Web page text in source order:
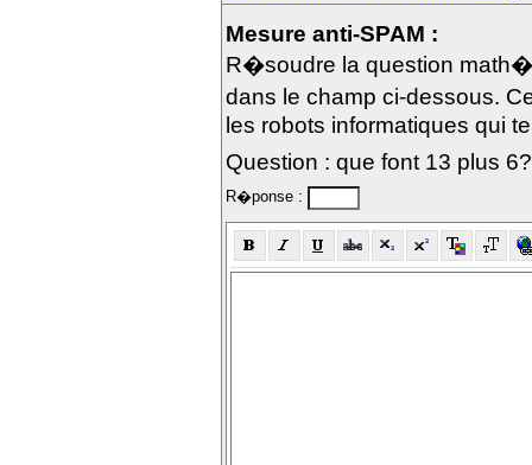
Mesure anti-SPAM :
R�soudre la question
dans le champ ci-dessous.
les robots informatiques qui
Question : que font 13 plus 6?
R�ponse :